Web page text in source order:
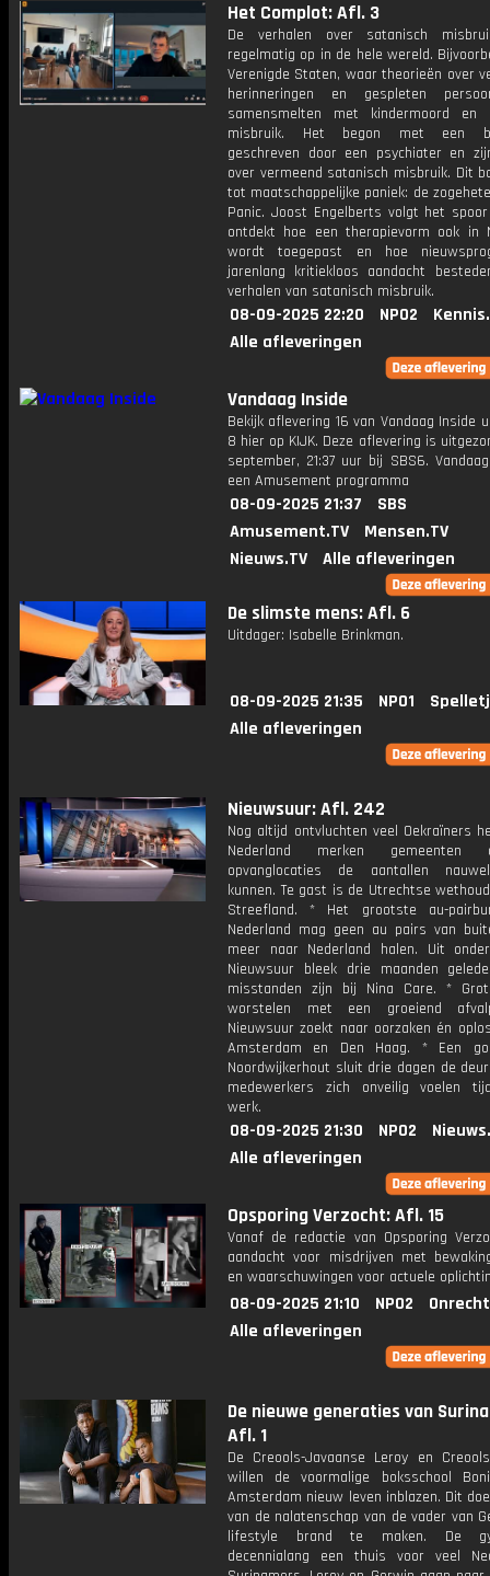
Het Complot: Afl. 3
De verhalen over satanisch
regelmatig op in de hele wereld.
Verenigde Staten, waar theorieën over
herinneringen en gespleten
samensmelten met kindermoord en
misbruik. Het begon met een
geschreven door een psychiater en
over vermeend satanisch misbruik. Dit
tot maatschappelijke paniek: de
Panic. Joost Engelberts volgt het
ontdekt hoe een therapievorm ook in
wordt toegepast en hoe
jarenlang kritiekloos aandacht
verhalen van satanisch misbruik.
08-09-2025 22:20 NPO2
Alle afleveringen
Vandaag Inside
Bekijk aflevering 16 van Vandaag Inside
8 hier op KIJK. Deze aflevering is
september, 21:37 uur bij SBS6.
een Amusement programma
08-09-2025 21:37
SBS
Amusement.TV
Mensen.TV
Nieuws.TV
Alle afleveringen
De slimste mens: Afl. 6
Uitdager: Isabelle Brinkman.
08-09-2025 21:35 NPO1
Alle afleveringen
Nieuwsuur: Afl. 242
Nog altijd ontvluchten veel Oekraïners
Nederland merken
opvanglocaties de aantallen
kunnen. Te gast is de Utrechtse
Streefland. * Het grootste au-
Nederland mag geen au pairs van
meer naar Nederland halen. Uit
Nieuwsuur bleek drie maanden
misstanden zijn bij Nina Care. *
worstelen met een groeiend
Nieuwsuur zoekt naar oorzaken én
Amsterdam en Den Haag. * Een
Noordwijkerhout sluit drie dagen de
medewerkers zich onveilig voelen
werk.
08-09-2025 21:30 NPO2
Alle afleveringen
Opsporing Verzocht: Afl. 15
Vanaf de redactie van Opsporing
aandacht voor misdrijven met
en waarschuwingen voor actuele
08-09-2025 21:10 NPO2
Alle afleveringen
De nieuwe generaties van
Afl. 1
De Creools-Javaanse Leroy en
willen de voormalige boksschool
Amsterdam nieuw leven inblazen. Dit
van de nalatenschap van de vader van
lifestyle brand te maken. De
decennialang een thuis voor veel